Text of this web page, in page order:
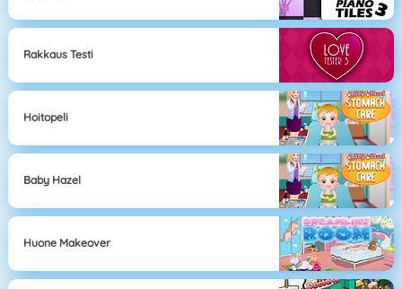
Rakkaus Testi
Hoitopeli
Baby Hazel
Huone Makeover